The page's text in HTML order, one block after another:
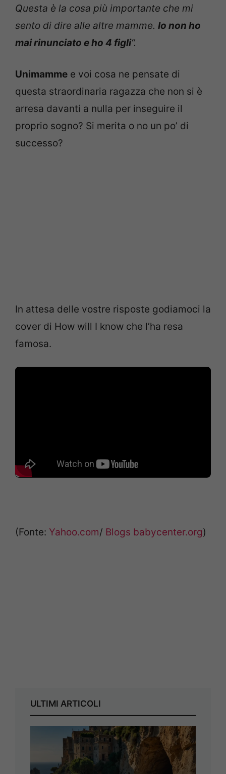
Questa è la cosa più importante che mi
sento di dire alle altre mamme. Io non ho
mai rinunciato e ho 4 figli“.
Unimamme e voi cosa ne pensate di
questa straordinaria ragazza che non si è
arresa davanti a nulla per inseguire il
proprio sogno? Si merita o no un po’ di
successo?
In attesa delle vostre risposte godiamoci la
cover di How will I know che l’ha resa
famosa.
(Fonte: Yahoo.com/ Blogs babycenter.org)
ULTIMI ARTICOLI